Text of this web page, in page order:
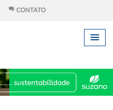
CONTATO